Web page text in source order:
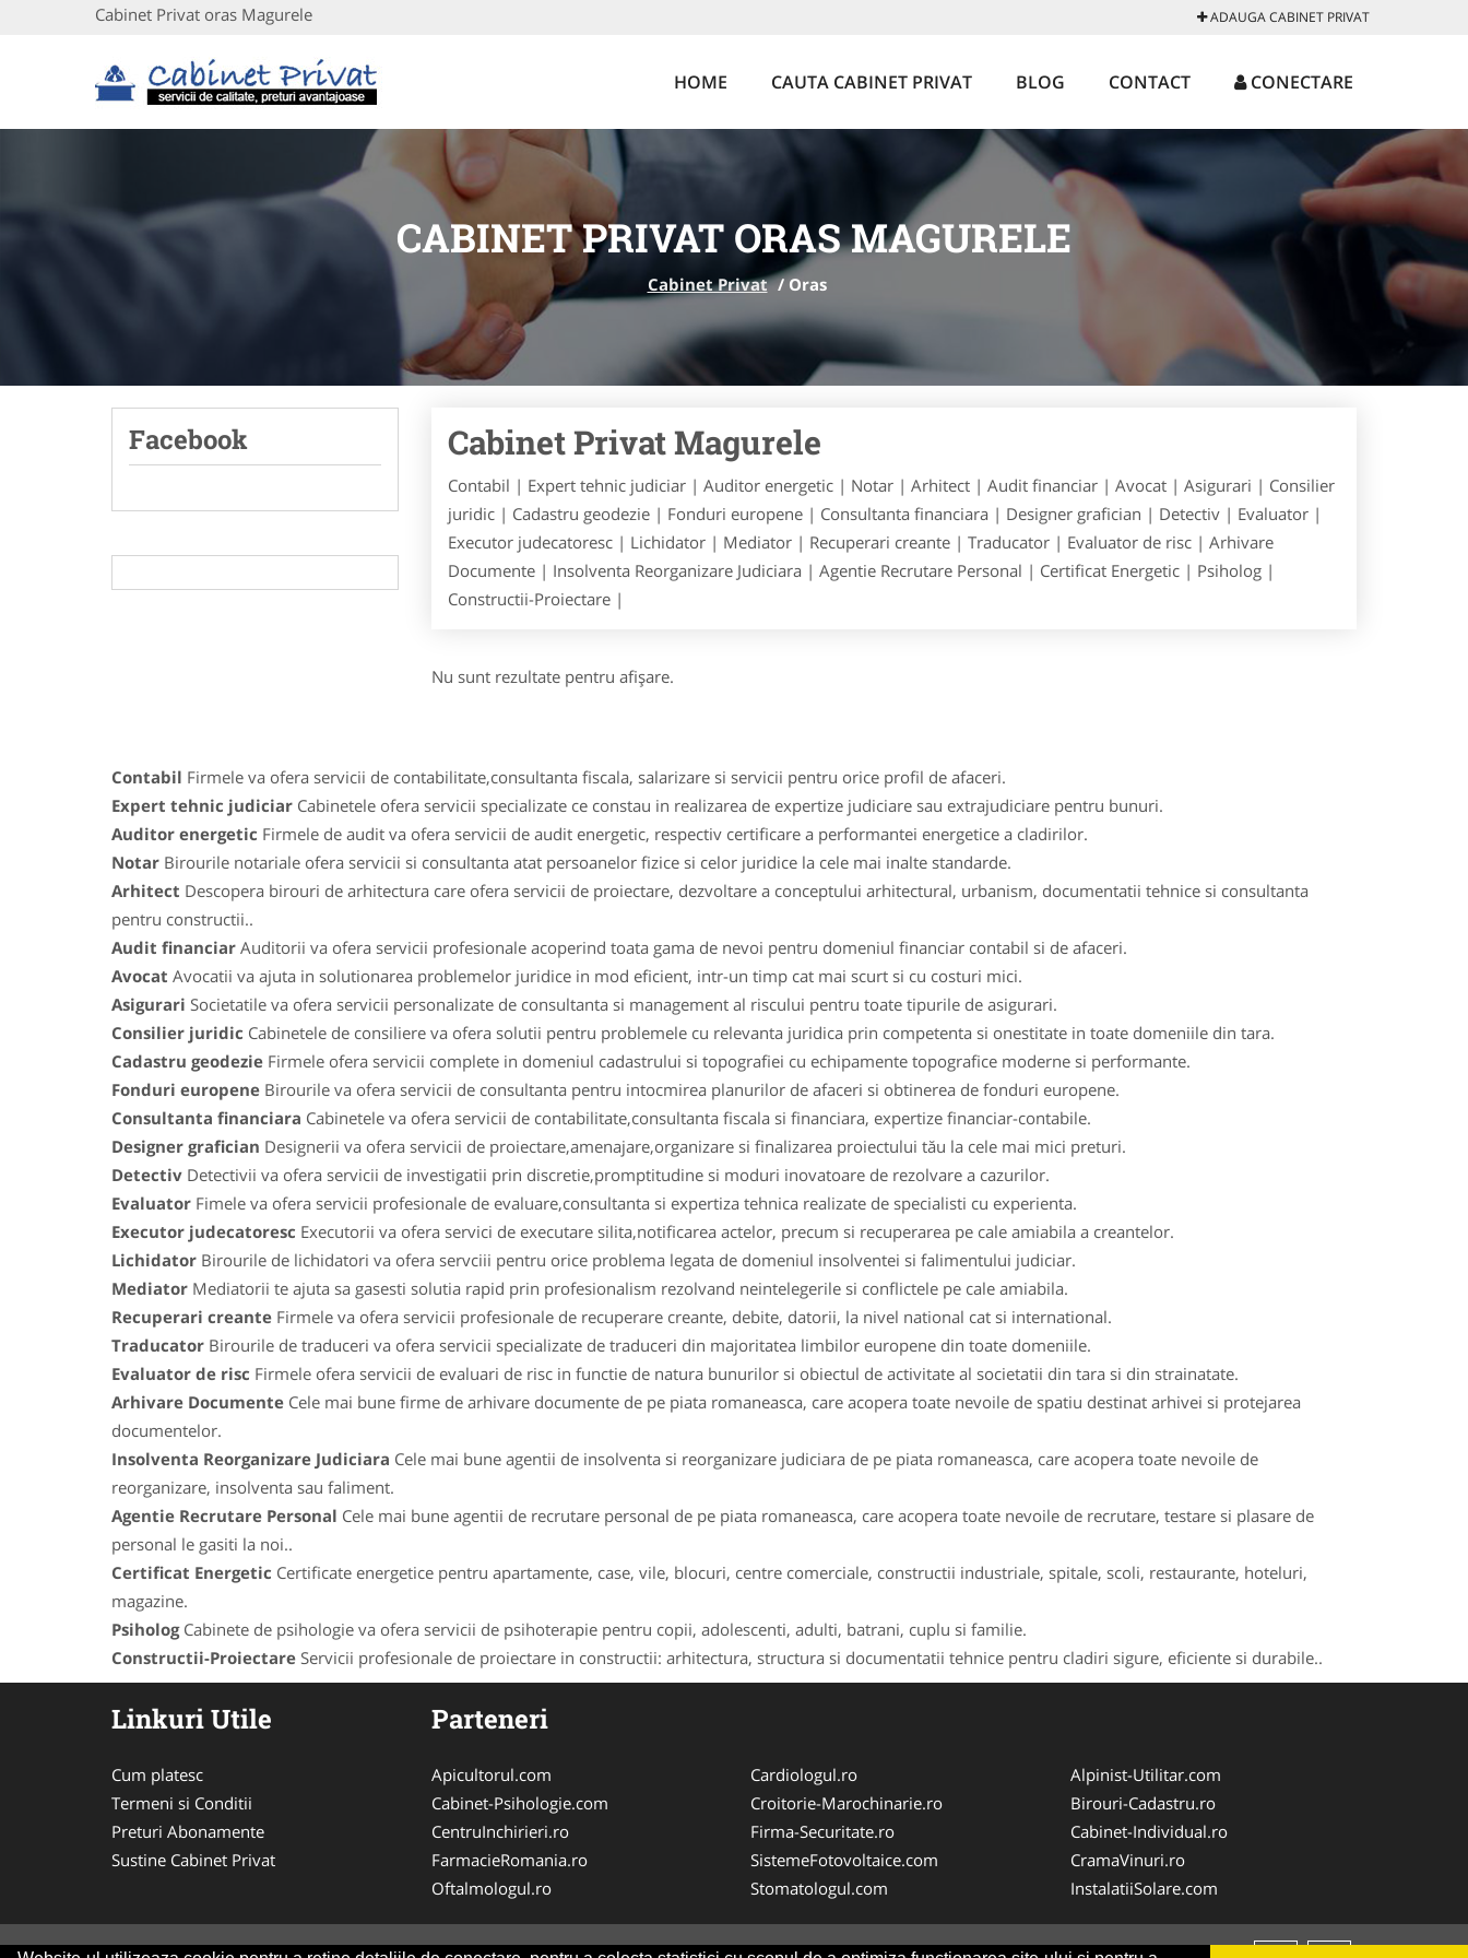
Cabinet Privat oras Magurele ADAUGA CABINET PRIVAT
HOME CAUTA CABINET PRIVAT BLOG CONTACT CONECTARE
CABINET PRIVAT ORAS MAGURELE
Cabinet Privat / Oras
Facebook Cabinet Privat Magurele
Contabil | Expert tehnic judiciar | Auditor energetic | Notar | Arhitect | Audit financiar | Avocat | Asigurari | Consilier
juridic | Cadastru geodezie | Fonduri europene | Consultanta financiara | Designer grafician | Detectiv | Evaluator |
Executor judecatoresc | Lichidator | Mediator | Recuperari creante | Traducator | Evaluator de risc | Arhivare
Documente | Insolventa Reorganizare Judiciara | Agentie Recrutare Personal | Certificat Energetic | Psiholog |
Constructii-Proiectare |
Nu sunt rezultate pentru afişare.
Contabil Firmele va ofera servicii de contabilitate,consultanta fiscala, salarizare si servicii pentru orice profil de afaceri.
Expert tehnic judiciar Cabinetele ofera servicii specializate ce constau in realizarea de expertize judiciare sau extrajudiciare pentru bunuri.
Auditor energetic Firmele de audit va ofera servicii de audit energetic, respectiv certificare a performantei energetice a cladirilor.
Notar Birourile notariale ofera servicii si consultanta atat persoanelor fizice si celor juridice la cele mai inalte standarde.
Arhitect Descopera birouri de arhitectura care ofera servicii de proiectare, dezvoltare a conceptului arhitectural, urbanism, documentatii tehnice si consultanta
pentru constructii..
Audit financiar Auditorii va ofera servicii profesionale acoperind toata gama de nevoi pentru domeniul financiar contabil si de afaceri.
Avocat Avocatii va ajuta in solutionarea problemelor juridice in mod eficient, intr-un timp cat mai scurt si cu costuri mici.
Asigurari Societatile va ofera servicii personalizate de consultanta si management al riscului pentru toate tipurile de asigurari.
Consilier juridic Cabinetele de consiliere va ofera solutii pentru problemele cu relevanta juridica prin competenta si onestitate in toate domeniile din tara.
Cadastru geodezie Firmele ofera servicii complete in domeniul cadastrului si topografiei cu echipamente topografice moderne si performante.
Fonduri europene Birourile va ofera servicii de consultanta pentru intocmirea planurilor de afaceri si obtinerea de fonduri europene.
Consultanta financiara Cabinetele va ofera servicii de contabilitate,consultanta fiscala si financiara, expertize financiar-contabile.
Designer grafician Designerii va ofera servicii de proiectare,amenajare,organizare si finalizarea proiectului tău la cele mai mici preturi.
Detectiv Detectivii va ofera servicii de investigatii prin discretie,promptitudine si moduri inovatoare de rezolvare a cazurilor.
Evaluator Fimele va ofera servicii profesionale de evaluare,consultanta si expertiza tehnica realizate de specialisti cu experienta.
Executor judecatoresc Executorii va ofera servici de executare silita,notificarea actelor, precum si recuperarea pe cale amiabila a creantelor.
Lichidator Birourile de lichidatori va ofera servciii pentru orice problema legata de domeniul insolventei si falimentului judiciar.
Mediator Mediatorii te ajuta sa gasesti solutia rapid prin profesionalism rezolvand neintelegerile si conflictele pe cale amiabila.
Recuperari creante Firmele va ofera servicii profesionale de recuperare creante, debite, datorii, la nivel national cat si international.
Traducator Birourile de traduceri va ofera servicii specializate de traduceri din majoritatea limbilor europene din toate domeniile.
Evaluator de risc Firmele ofera servicii de evaluari de risc in functie de natura bunurilor si obiectul de activitate al societatii din tara si din strainatate.
Arhivare Documente Cele mai bune firme de arhivare documente de pe piata romaneasca, care acopera toate nevoile de spatiu destinat arhivei si protejarea
documentelor.
Insolventa Reorganizare Judiciara Cele mai bune agentii de insolventa si reorganizare judiciara de pe piata romaneasca, care acopera toate nevoile de
reorganizare, insolventa sau faliment.
Agentie Recrutare Personal Cele mai bune agentii de recrutare personal de pe piata romaneasca, care acopera toate nevoile de recrutare, testare si plasare de
personal le gasiti la noi..
Certificat Energetic Certificate energetice pentru apartamente, case, vile, blocuri, centre comerciale, constructii industriale, spitale, scoli, restaurante, hoteluri,
magazine.
PsihologCabinete de psihologie va ofera servicii de psihoterapie pentru copii, adolescenti, adulti, batrani, cuplu si familie.
Constructii-Proiectare Servicii profesionale de proiectare in constructii: arhitectura, structura si documentatii tehnice pentru cladiri sigure, eficiente si durabile..
Linkuri Utile
Cum platesc
Termeni si Conditii
Preturi Abonamente
Sustine Cabinet Privat
Parteneri
Apicultorul.com
Cabinet-Psihologie.com
CentruInchirieri.ro
FarmacieRomania.ro
Oftalmologul.ro
Cardiologul.ro
Croitorie-Marochinarie.ro
Firma-Securitate.ro
SistemeFotovoltaice.com
Stomatologul.com
Alpinist-Utilitar.com
Birouri-Cadastru.ro
Cabinet-Individual.ro
CramaVinuri.ro
InstalatiiSolare.com